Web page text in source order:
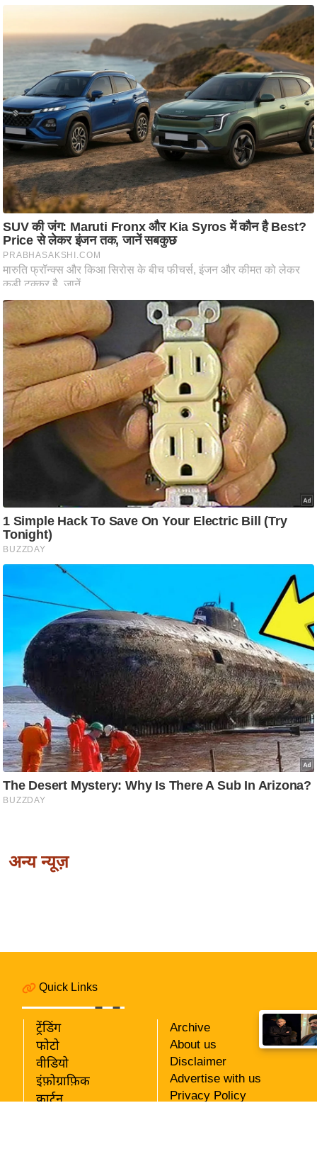
अन्य न्यूज़
Quick Links
ट्रेंडिंग
फोटो
वीडियो
इंफ़ोग्राफ़िक
कार्टून
Archive
About us
Disclaimer
Advertise with us
Privacy Policy